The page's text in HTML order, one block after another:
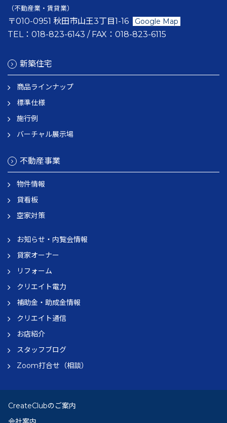
（不動産業・賃貸業）
〒010-0951 秋田市山王3丁目1-16 Google Map
TEL： 018-823-6143 / FAX： 018-823-6115
新築住宅
商品ラインナップ
標準仕様
施行例
バーチャル展示場
不動産事業
物件情報
貸看板
空家対策
お知らせ・内覧会情報
貸家オーナー
リフォーム
クリエイト電力
補助金・助成金情報
クリエイト通信
お店紹介
スタッフブログ
Zoom打合せ（相談）
CreateClubのご案内